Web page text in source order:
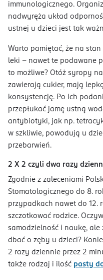
immunologicznego.
nadwyręża układ
ustnej u dzieci jest tak
Warto pamiętać, że na
leki – nawet te podawane
to możliwe? Otóż syropy
zawierają cukier, mają
konsystencję. Po ich
przepłukać jamę ustną
antybiotyki, jak np.
w szkliwie, powodują u
przebarwień.
2 X 2 czyli dwa razy
Zgodnie z zaleceniami
Stomatologicznego do 8.
przypadkach nawet do 12.
szczotkować rodzice.
samodzielność i naukę, ale
dbać o zęby u dzieci?
2 razy dziennie przez 2
także rodzaj i ilość pasty